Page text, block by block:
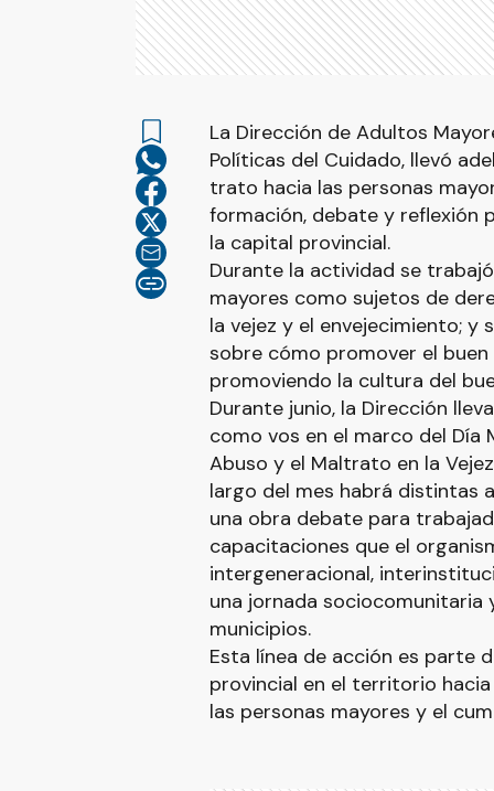
La Dirección de Adultos
Políticas del Cuidado, llevó
trato hacia las personas
formación, debate y reflexión
la capital provincial.
Durante la actividad se
mayores como sujetos de
la vejez y el envejecimiento; y
sobre cómo promover el
promoviendo la cultura del
Durante junio, la Dirección
como vos en el marco del Día
Abuso y el Maltrato en la
largo del mes habrá distintas
una obra debate para
capacitaciones que el
intergeneracional,
una jornada
municipios.
Esta línea de acción es parte
provincial en el territorio
las personas mayores y el